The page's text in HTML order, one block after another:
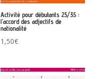
Activité pour débutants 25/35 :
l’accord des adjectifs de
nationalité
1,50€